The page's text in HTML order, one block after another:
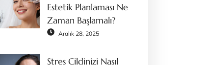
Estetik Planlaması Ne
Zaman Başlamalı?
Aralık 28, 2025
Stres Cildinizi Nasıl